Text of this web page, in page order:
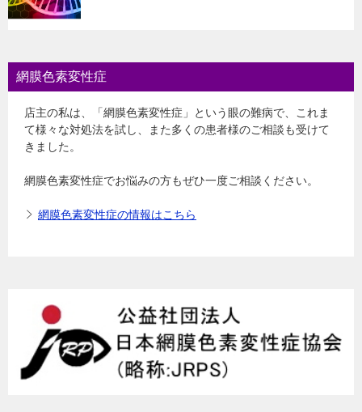
網膜色素変性症
店主の私は、「網膜色素変性症」という眼の難病で、これま
て様々な対処法を試し、また多くの患者様のご相談も受けて
きました。
網膜色素変性症でお悩みの方もぜひ一度ご相談ください。
網膜色素変性症の情報はこちら